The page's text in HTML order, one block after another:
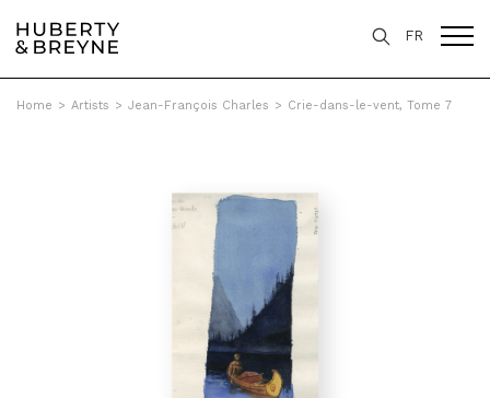
FR
Home > Artists > Jean-François Charles > Crie-dans-le-vent, Tome 7